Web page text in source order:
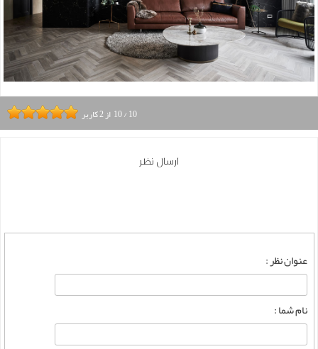
10/10 از2کاربر
ارسال نظر
عنوان نظر :
نام شما :